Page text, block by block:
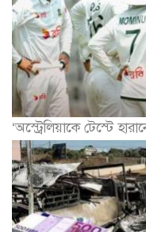
‘অস্ট্রেলিয়াকে টেস্টে